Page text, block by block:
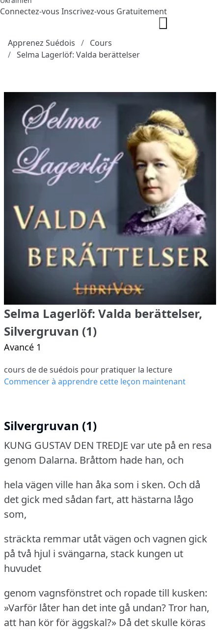
Connectez-vous Inscrivez-vous Gratuitement
Apprenez Suédois
Cours
Selma Lagerlöf: Valda berättelser
Selma Lagerlöf: Valda berättelser,
Silvergruvan (1)
Avancé 1
cours de de suédois pour pratiquer la lecture
Commencer à apprendre cette leçon maintenant
Silvergruvan (1)
KUNG GUSTAV DEN TREDJE var ute på en resa
genom Dalarna. Bråttom hade han, och
hela vägen ville han åka som i sken. Och då
det gick med sådan fart, att hästarna lågo
som,
sträckta remmar utåt vägen och vagnen gick
på två hjul i svängarna, stack kungen ut
huvudet
genom vagnsfönstret och ropade till kusken:
»Varför låter han det inte gå undan?Tror han,
att han kör för äggskal?» Då det skulle köras